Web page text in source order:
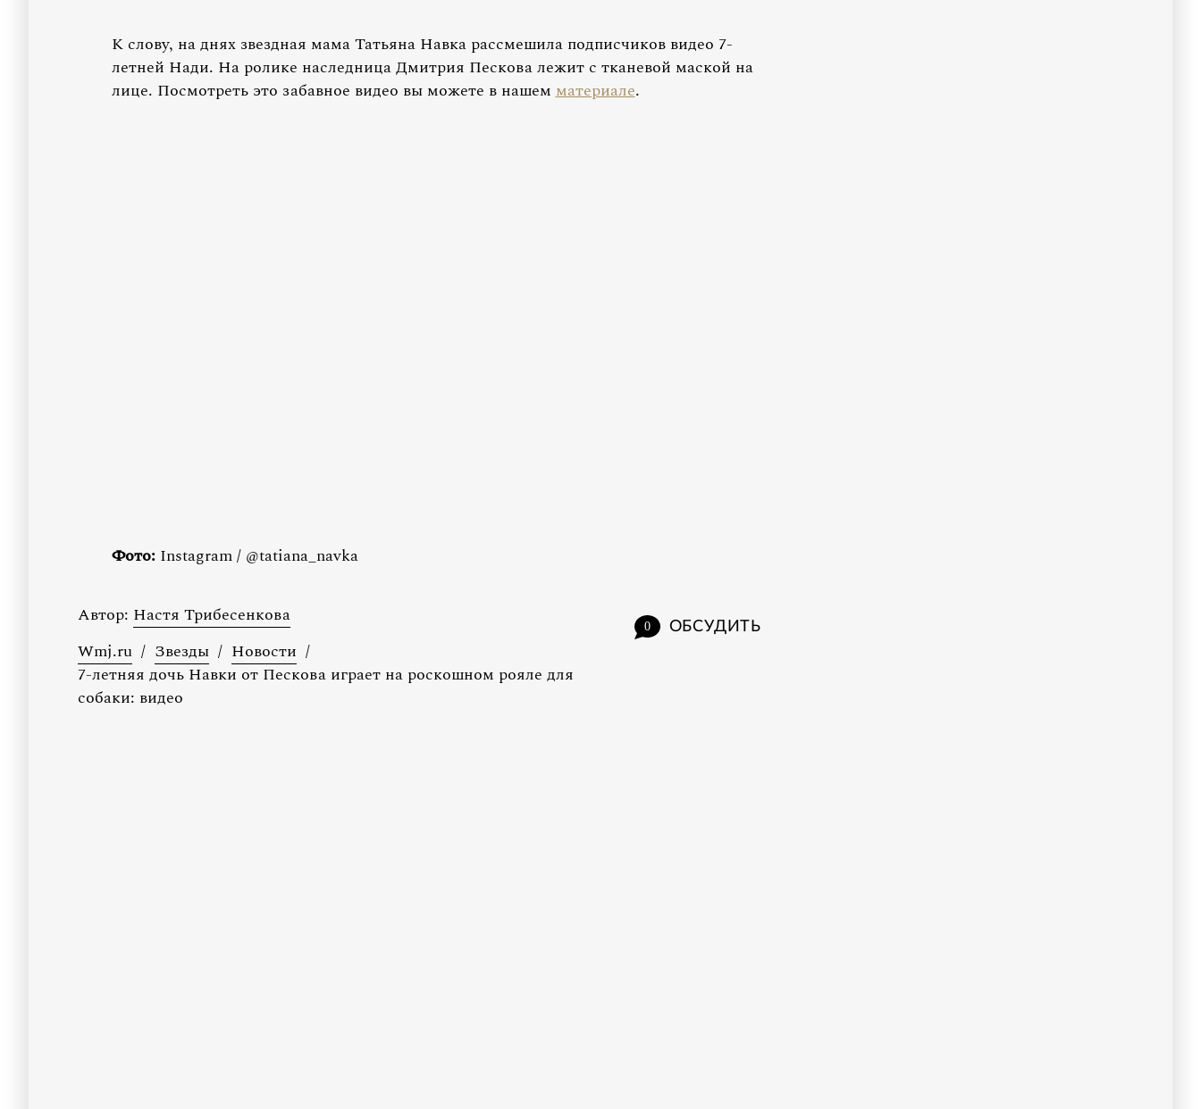
К слову, на днях звездная мама Татьяна Навка рассмешила подписчиков видео 7-
летней Нади. На ролике наследница Дмитрия Пескова лежит с тканевой маской на
лице. Посмотреть это забавное видео вы можете в нашемматериале.
Фото:Instagram / @tatiana_navka
0 ОБСУДИТЬ
Автор: Настя Трибесенкова
Wmj.ru / Звезды / Новости /
7-летняя дочь Навки от Пескова играет на роскошном рояле для
собаки: видео